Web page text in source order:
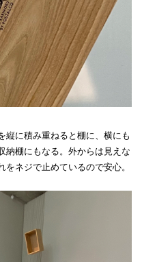
縦に積み重ねると棚に、横にも
納棚にもなる。外からは見えな
ネジで止めているので安心。